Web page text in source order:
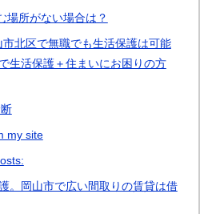
場所がない場合は？
北区で無職でも生活保護は可能
生活保護＋住まいにお困りの方
my site
。岡山市で広い間取りの賃貸は借